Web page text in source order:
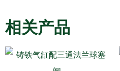
相关产品